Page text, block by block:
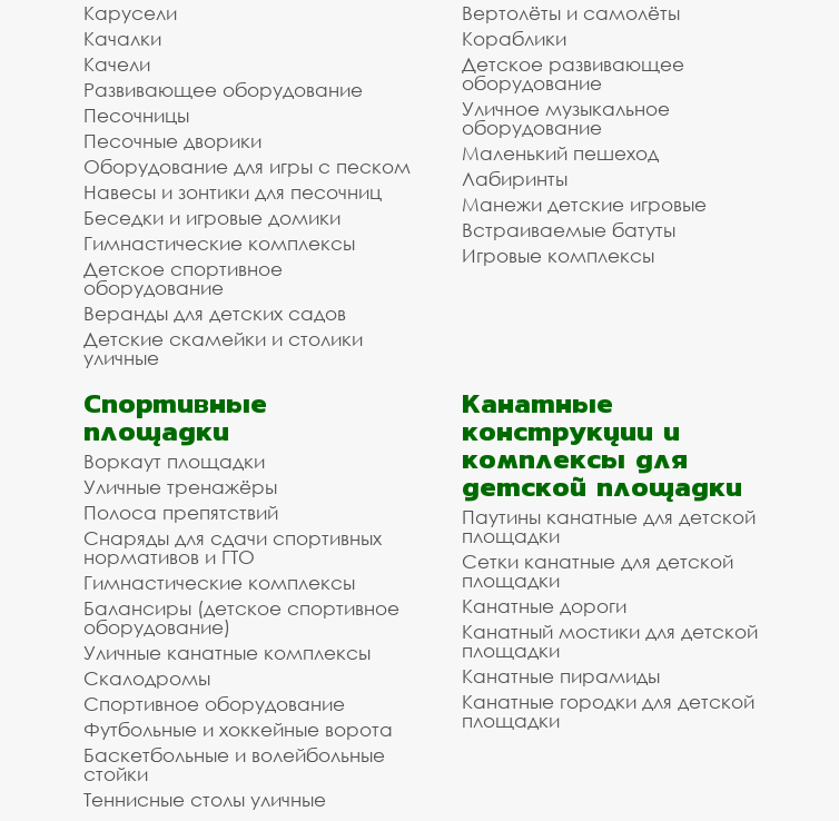
Карусели
Качалки
Качели
Развивающее оборудование
Песочницы
Песочные дворики
Оборудование для игры с песком
Навесы и зонтики для песочниц
Беседки и игровые домики
Гимнастические комплексы
Детское спортивное
оборудование
Веранды для детских садов
Детские скамейки и столики
уличные
Вертолёты и самолёты
Кораблики
Детское развивающее
оборудование
Уличное музыкальное
оборудование
Маленький пешеход
Лабиринты
Манежи детские игровые
Встраиваемые батуты
Игровые комплексы
Спортивные
площадки
Воркаут площадки
Уличные тренажёры
Полоса препятствий
Снаряды для сдачи спортивных
нормативов и ГТО
Гимнастические комплексы
Балансиры (детское спортивное
оборудование)
Уличные канатные комплексы
Скалодромы
Спортивное оборудование
Футбольные и хоккейные ворота
Баскетбольные и волейбольные
стойки
Теннисные столы уличные
Канатные
конструкции и
комплексы для
детской площадки
Паутины канатные для детской
площадки
Сетки канатные для детской
площадки
Канатные дороги
Канатный мостики для детской
площадки
Канатные пирамиды
Канатные городки для детской
площадки